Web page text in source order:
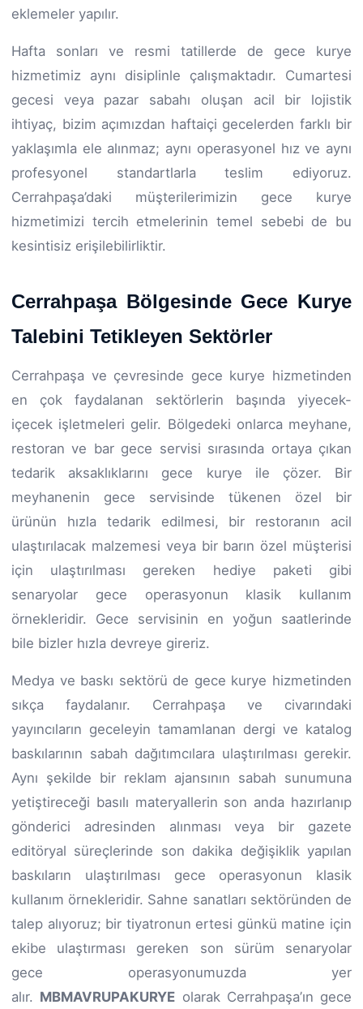
eklemeler yapılır.
Hafta sonları ve resmi tatillerde de gece kurye
hizmetimiz aynı disiplinle çalışmaktadır. Cumartesi
gecesi veya pazar sabahı oluşan acil bir lojistik
ihtiyaç, bizim açımızdan haftaiçi gecelerden farklı bir
yaklaşımla ele alınmaz; aynı operasyonel hız ve aynı
profesyonel standartlarla teslim ediyoruz.
Cerrahpaşa’daki müşterilerimizin gece kurye
hizmetimizi tercih etmelerinin temel sebebi de bu
kesintisiz erişilebilirliktir.
Cerrahpaşa Bölgesinde Gece Kurye
Talebini Tetikleyen Sektörler
Cerrahpaşa ve çevresinde gece kurye hizmetinden
en çok faydalanan sektörlerin başında yiyecek-
içecek işletmeleri gelir. Bölgedeki onlarca meyhane,
restoran ve bar gece servisi sırasında ortaya çıkan
tedarik aksaklıklarını gece kurye ile çözer. Bir
meyhanenin gece servisinde tükenen özel bir
ürünün hızla tedarik edilmesi, bir restoranın acil
ulaştırılacak malzemesi veya bir barın özel müşterisi
için ulaştırılması gereken hediye paketi gibi
senaryolar gece operasyonun klasik kullanım
örnekleridir. Gece servisinin en yoğun saatlerinde
bile bizler hızla devreye gireriz.
Medya ve baskı sektörü de gece kurye hizmetinden
sıkça faydalanır. Cerrahpaşa ve civarındaki
yayıncıların geceleyin tamamlanan dergi ve katalog
baskılarının sabah dağıtımcılara ulaştırılması gerekir.
Aynı şekilde bir reklam ajansının sabah sunumuna
yetiştireceği basılı materyallerin son anda hazırlanıp
gönderici adresinden alınması veya bir gazete
editöryal süreçlerinde son dakika değişiklik yapılan
baskıların ulaştırılması gece operasyonun klasik
kullanım örnekleridir. Sahne sanatları sektöründen de
talep alıyoruz; bir tiyatronun ertesi günkü matine için
ekibe ulaştırması gereken son sürüm senaryolar
gece operasyonumuzda yer
alır. MBMAVRUPAKURYE olarak Cerrahpaşa’ın gece